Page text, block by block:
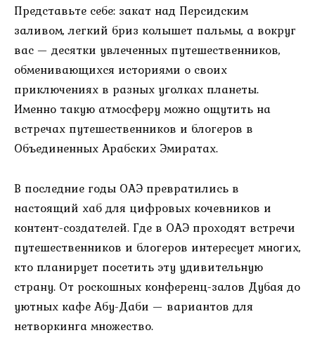
Представьте себе: закат над Персидским
заливом, легкий бриз колышет пальмы, а вокруг
вас — десятки увлеченных путешественников,
обменивающихся историями о своих
приключениях в разных уголках планеты.
Именно такую атмосферу можно ощутить на
встречах путешественников и блогеров в
Объединенных Арабских Эмиратах.
В последние годы ОАЭ превратились в
настоящий хаб для цифровых кочевников и
контент-создателей. Где в ОАЭ проходят встречи
путешественников и блогеров интересует многих,
кто планирует посетить эту удивительную
страну. От роскошных конференц-залов Дубая до
уютных кафе Абу-Даби — вариантов для
нетворкинга множество.